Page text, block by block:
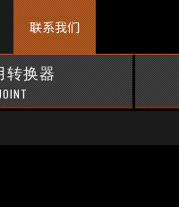
联系我们
转换器